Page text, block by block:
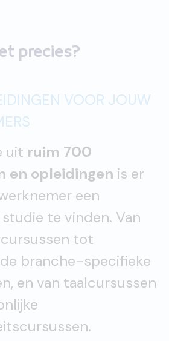
precies?
VOOR JOUW
uit ruim 700
en opleidingen is er
een
te vinden. Van
tot
branche-specifieke
en van taalcursussen